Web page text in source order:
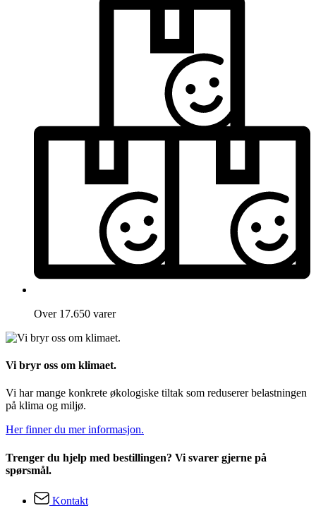
Over 17.650 varer
Vi bryr oss om klimaet.
Vi har mange konkrete økologiske tiltak som reduserer belastningen
på klima og miljø.
Her finner du mer informasjon.
Trenger du hjelp med bestillingen? Vi svarer gjerne på
spørsmål.
Kontakt